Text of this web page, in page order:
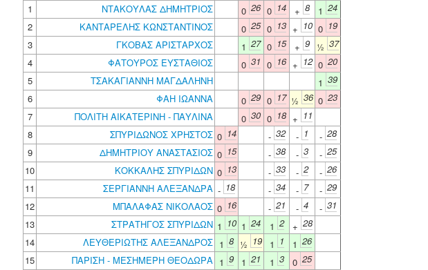
1
ΝΤΑΚΟΥΛΑΣ ΔΗΜΗΤΡΙΟΣ 0 26 0 14 + 8 1 24
2
ΚΑΝΤΑΡΕΛΗΣ ΚΩΝΣΤΑΝΤΙΝΟΣ 0 25 0 13 + 10 0 19
3
ΓΚΟΒΑΣ ΑΡΙΣΤΑΡΧΟΣ 1 27 0 15 + 9 ½ 37
4
ΦΑΤΟΥΡΟΣ ΕΥΣΤΑΘΙΟΣ 0 31 0 16 + 12 0 20
5
ΤΣΑΚΑΓΙΑΝΝΗ ΜΑΓΔΑΛΗΝΗ 1 39
6
ΦΑΗ ΙΩΑΝΝΑ 0 29 0 17 ½ 36 0 23
7
ΠΟΛΙΤΗ ΑΙΚΑΤΕΡΙΝΗ - ΠΑΥΛΙΝΑ 0 30 0 18 + 11
8
ΣΠΥΡΙΔΩΝΟΣ ΧΡΗΣΤΟΣ 0 14 - 32 - 1 - 28
9
ΔΗΜΗΤΡΙΟΥ ΑΝΑΣΤΑΣΙΟΣ 0 15 - 38 - 3 - 25
10
ΚΟΚΚΑΛΗΣ ΣΠΥΡΙΔΩΝ 0 13 - 33 - 2 - 26
11
ΣΕΡΓΙΑΝΝΗ ΑΛΕΞΑΝΔΡΑ - 18 - 34 - 7 - 29
12
ΜΠΑΛΑΦΑΣ ΝΙΚΟΛΑΟΣ 0 16 - 21 - 4 - 31
13
ΣΤΡΑΤΗΓΟΣ ΣΠΥΡΙΔΩΝ 1 10 1 24 1 2 + 28
14
ΛΕΥΘΕΡΙΩΤΗΣ ΑΛΕΞΑΝΔΡΟΣ 1 8 ½ 19 1 1 1 26
15
ΠΑΡΙΣΗ - ΜΕΣΗΜΕΡΗ ΘΕΟΔΩΡΑ 1 9 1 21 1 3 0 25